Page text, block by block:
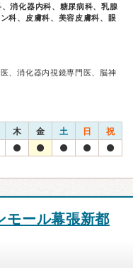
消化器内科、糖尿病科、乳腺
科、皮膚科、美容皮膚科、眼
、消化器内視鏡専門医、脳神
木 金 土 日 祝
モール幕張新都